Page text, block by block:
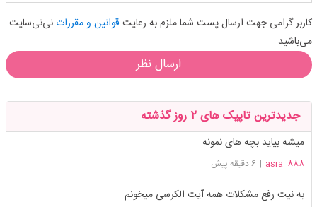
کاربر گرامی جهت ارسال پست شما ملزم به رعایت قوانین و مقرراتنی‌نی‌سایت
می‌باشید
ارسال نظر
جدیدترین تاپیک های 2 روز گذشته
میشه بیاید بچه های نمونه
asra_888
| 6 دقیقه پیش
به نیت رفع مشکلات همه آیت الکرسی میخونم